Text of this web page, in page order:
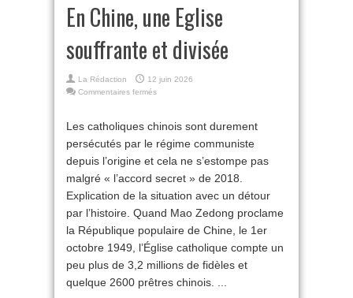
En Chine, une Eglise
souffrante et divisée
La Rédaction
12 juin 2026
Commentaires ferméssur
une
Eglise
et
divisée
Les catholiques chinois sont durement
persécutés par le régime communiste
depuis l’origine et cela ne s’estompe pas
malgré « l’accord secret » de 2018.
Explication de la situation avec un détour
par l’histoire. Quand Mao Zedong proclame
la République populaire de Chine, le 1er
octobre 1949, l’Église catholique compte un
peu plus de 3,2 millions de fidèles et
quelque 2600 prêtres chinois. ...